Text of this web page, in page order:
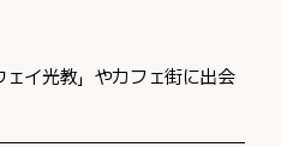
イ光教」やカフェ街に出会